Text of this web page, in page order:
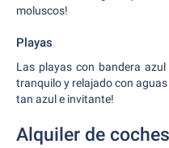
moluscos!
Playas
Las playas con bandera
tranquilo y relajado con
tan azul e invitante!
Alquiler de